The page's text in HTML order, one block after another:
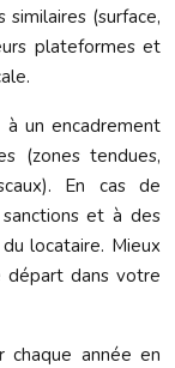
(surface,
plateformes et
un encadrement
(zones tendues,
En cas de
et à des
locataire. Mieux
départ dans votre
chaque année en